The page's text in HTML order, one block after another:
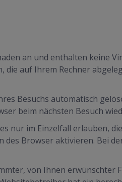
an und enthalten keine
auf Ihrem Rechner
Besuchs automatisch
beim nächsten Besuch
nur im Einzelfall erlauben,
des Browser aktivieren. Bei
von Ihnen erwünschter